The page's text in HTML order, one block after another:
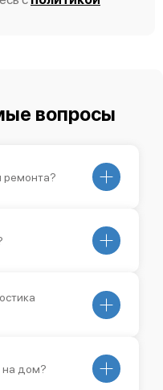
вопросы
ремонта?
на дом?